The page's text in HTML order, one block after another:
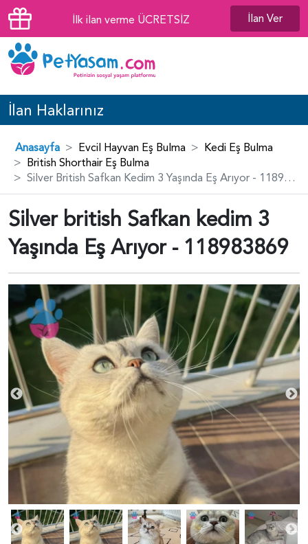
İlk ilan verme ÜCRETSİZ İlan Ver
İlan Haklarınız
Anasayfa Evcil Hayvan Eş Bulma
Kedi Eş Bulma
British Shorthair Eş Bulma
Silver British Safkan Kedim 3 Yaşında Eş Arıyor - 118983869
Silver british Safkan kedim 3
Yaşında Eş Arıyor - 118983869